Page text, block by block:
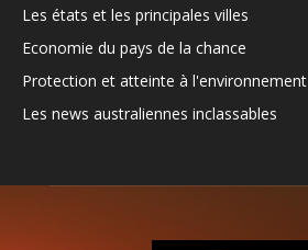
Les états et les principales villes
Economie du pays de la chance
Protection et atteinte à l'environnement
Les news australiennes inclassables